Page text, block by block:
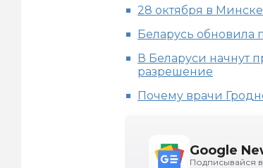
28 октября в
Беларусь обновила
В Беларуси начнут
разрешение
Почему врачи
Google
Подписывайся в